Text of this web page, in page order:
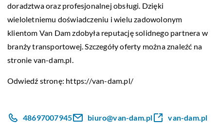
doradztwa oraz profesjonalnej obsługi. Dzięki
wieloletniemu doświadczeniu i wielu zadowolonym
klientom Van Dam zdobyła reputację solidnego partnera w
branży transportowej. Szczegóły oferty można znaleźć na
stronie van-dam.pl.
Odwiedź stronę: https://van-dam.pl/
48697007945 biuro@van-dam.pl van-dam.pl